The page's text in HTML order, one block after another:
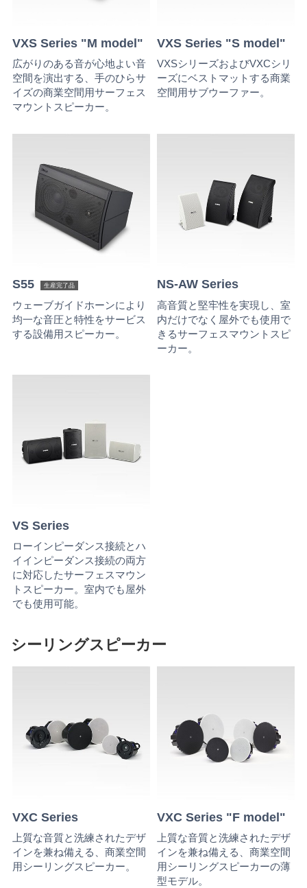
VXS Series "M model"
広がりのある音が心地よい音
空間を演出する、手のひらサ
イズの商業空間用サーフェス
マウントスピーカー。
VXS Series "S model"
VXSシリーズおよびVXCシリ
ーズにベストマットする商業
空間用サブウーファー。
S55 生産完了品
ウェーブガイドホーンにより
均一な音圧と特性をサービス
する設備用スピーカー。
NS-AW Series
高音質と堅牢性を実現し、室
内だけでなく屋外でも使用で
きるサーフェスマウントスピ
ーカー。
VS Series
ローインピーダンス接続とハ
イインピーダンス接続の両方
に対応したサーフェスマウン
トスピーカー。室内でも屋外
でも使用可能。
シーリングスピーカー
VXC Series
上質な音質と洗練されたデザ
インを兼ね備える、商業空間
用シーリングスピーカー。
VXC Series "F model"
上質な音質と洗練されたデザ
インを兼ね備える、商業空間
用シーリングスピーカーの薄
型モデル。